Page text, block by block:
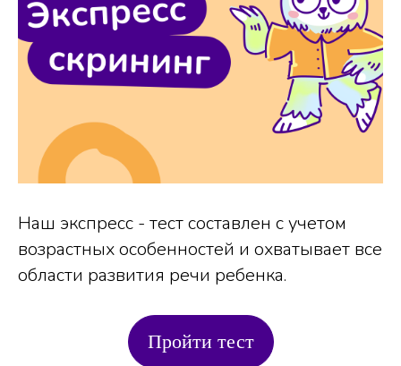
Наш экспресс - тест составлен с учетом
возрастных особенностей и охватывает все
области развития речи ребенка.
Пройти тест